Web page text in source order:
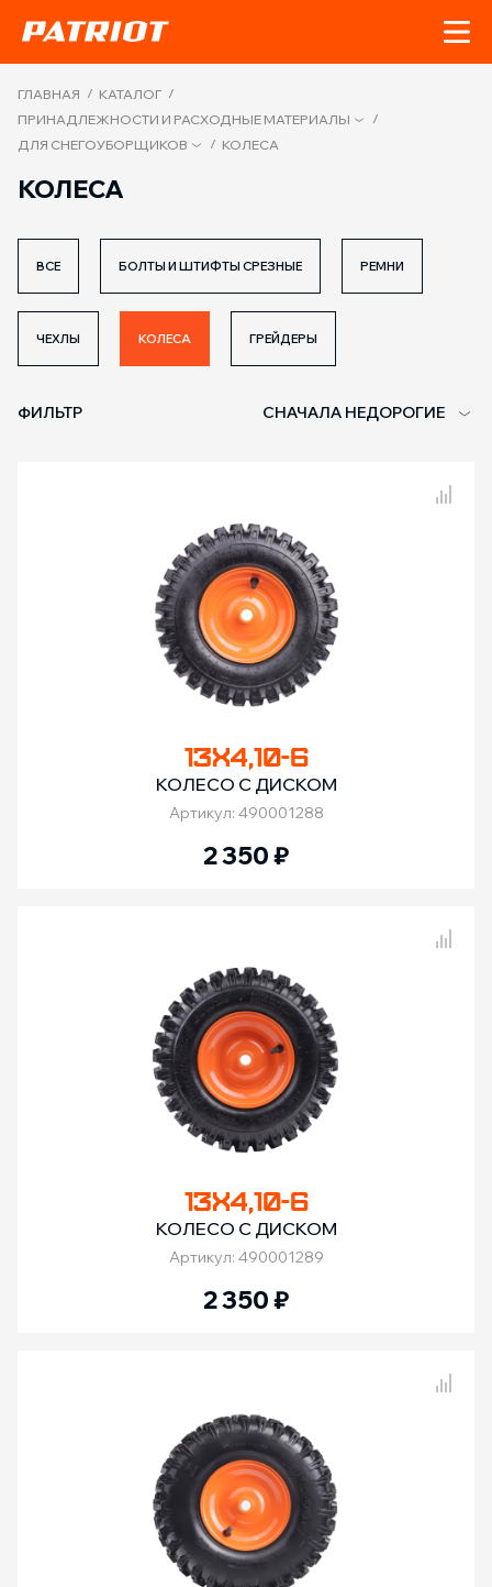
ГЛАВНАЯ / КАТАЛОГ /
ПРИНАДЛЕЖНОСТИ И РАСХОДНЫЕ МАТЕРИАЛЫ
/
ДЛЯ СНЕГОУБОРЩИКОВ
/ КОЛЕСА
КОЛЕСА
ВСЕ БОЛТЫ И ШТИФТЫ СРЕЗНЫЕ РЕМНИ
ЧЕХЛЫ КОЛЕСА ГРЕЙДЕРЫ
ФИЛЬТР СНАЧАЛА НЕДОРОГИЕ
13Х4,10-6
КОЛЕСО С ДИСКОМ
Артикул: 490001288
2 350₽
13Х4,10-6
КОЛЕСО С ДИСКОМ
Артикул: 490001289
2 350₽